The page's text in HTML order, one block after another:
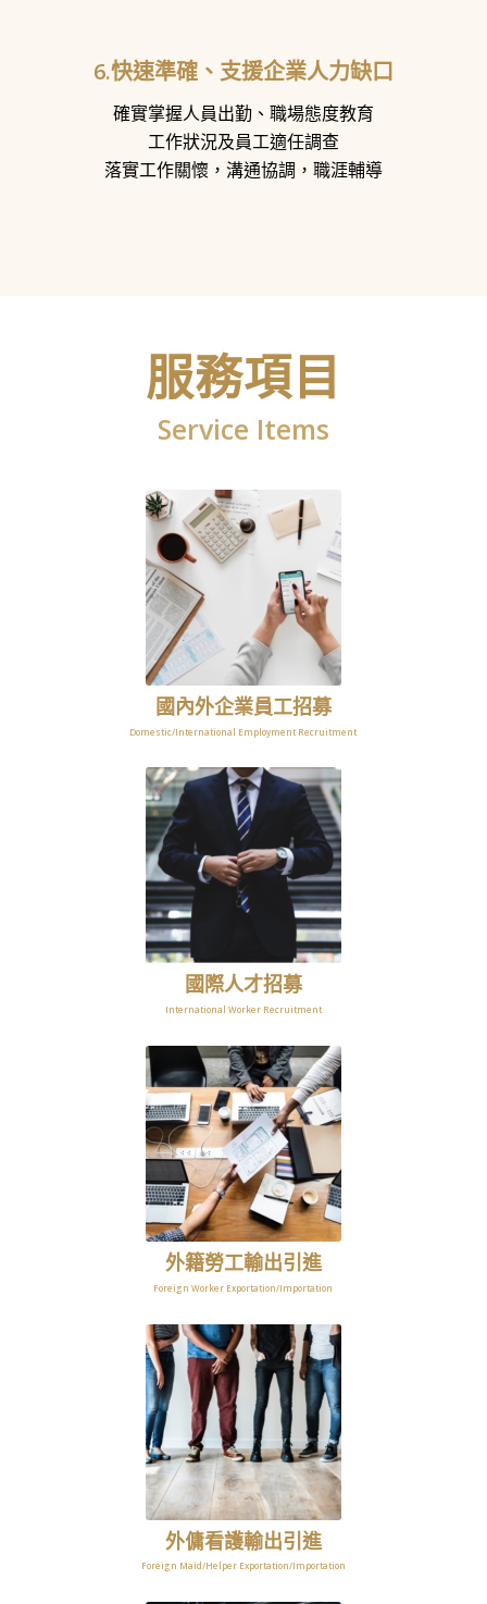
6.快速準確、支援企業人力缺口
確實掌握人員出勤、職場態度教育
工作狀況及員工適任調查
落實工作關懷，溝通協調，職涯輔導
服務項目
Service Items
國內外企業員工招募
Domestic/International Employment Recruitment
國際人才招募
International Worker Recruitment
外籍勞工輸出引進
Foreign Worker Exportation/Importation
外傭看護輸出引進
Foreign Maid/Helper Exportation/Importation